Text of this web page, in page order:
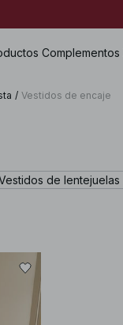
Complementos
especiales
/ Vestidos de encaje
de lentejuelas